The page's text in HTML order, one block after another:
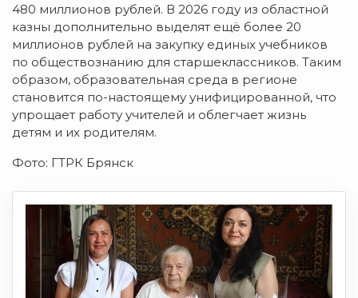
480 миллионов рублей. В 2026 году из областной
казны дополнительно выделят ещё более 20
миллионов рублей на закупку единых учебников
по обществознанию для старшеклассников. Таким
образом, образовательная среда в регионе
становится по-настоящему унифицированной, что
упрощает работу учителей и облегчает жизнь
детям и их родителям.
Фото: ГТРК Брянск